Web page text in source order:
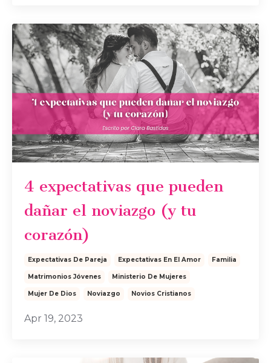
4 expectativas que pueden
dañar el noviazgo (y tu
corazón)
Expectativas De Pareja Expectativas En El Amor Familia
Matrimonios Jóvenes Ministerio De Mujeres
Mujer De Dios Noviazgo Novios Cristianos
Apr 19, 2023